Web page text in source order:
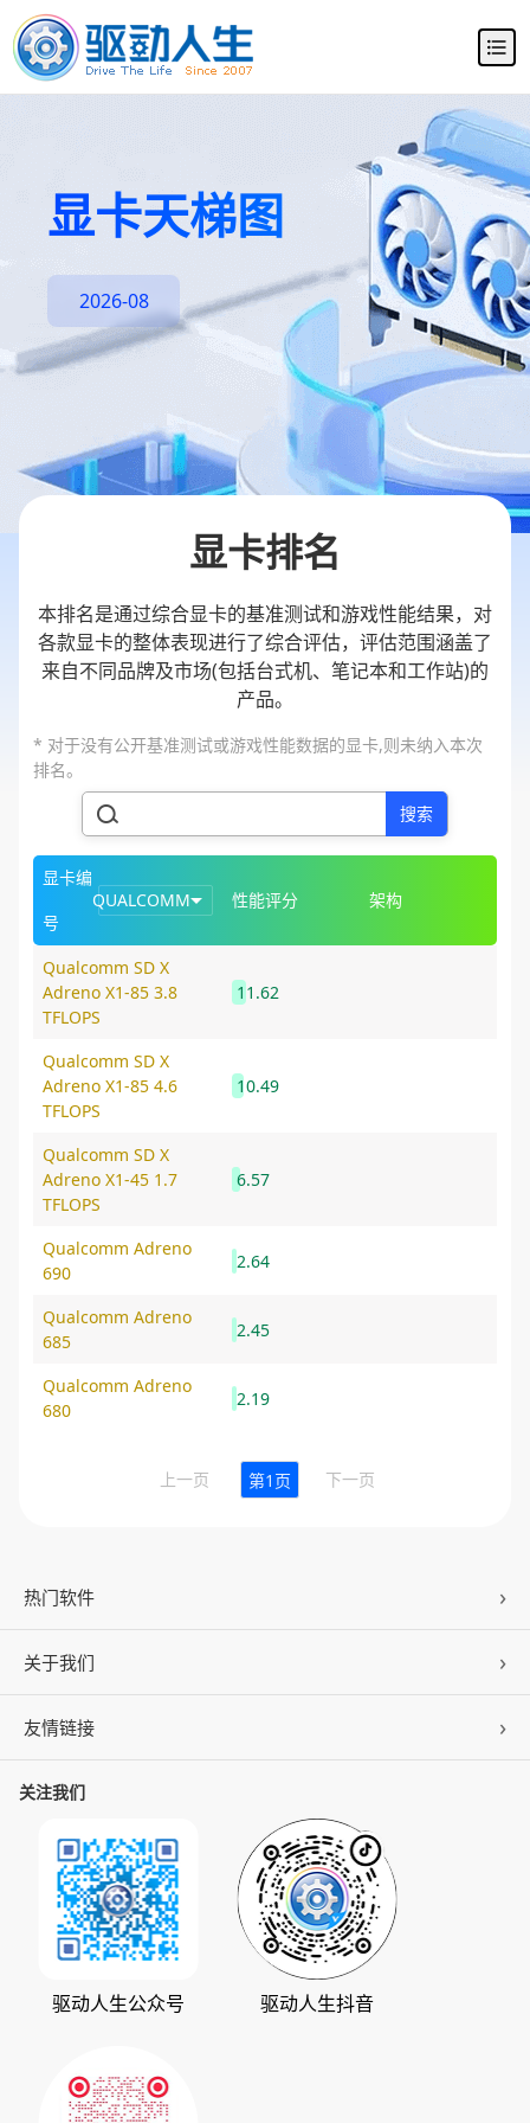
显卡天梯图
2026-08
显卡排名
本排名是通过综合显卡的基准测试和游戏性能结果，对
各款显卡的整体表现进行了综合评估，评估范围涵盖了
来自不同品牌及市场(包括台式机、笔记本和工作站)的
产品。
* 对于没有公开基准测试或游戏性能数据的显卡,则未纳入本次
排名。
搜索
显卡编
号
QUALCOMM 性能评分 架构
Qualcomm SD X
Adreno X1-85 3.8
TFLOPS
11.62
Qualcomm SD X
Adreno X1-85 4.6
TFLOPS
10.49
Qualcomm SD X
Adreno X1-45 1.7
TFLOPS
6.57
Qualcomm Adreno
690
2.64
Qualcomm Adreno
685
2.45
Qualcomm Adreno
680
2.19
上一页 第1页 下一页
热门软件
驱动人生
百页窗
数据救星
人生日历
关于我们
公司概况
公司动态
发展历程
支持中心
版权声明
友情链接
ZOL下载
华军软件园
系统之家
下载之家
驱动大师
天极下载
关注我们
驱动人生公众号 驱动人生抖音